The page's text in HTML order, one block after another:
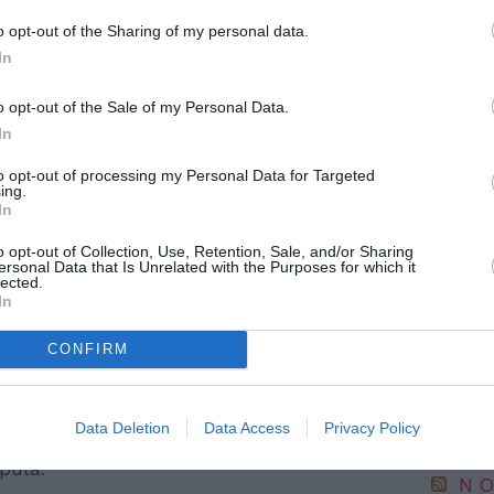
opt-out of the Sharing of my personal data.
opt-out of the Sale of my Personal Data.
opt-out of processing my Personal Data for Targeted
opt-out of Collection, Use, Retention, Sale, and/or Sharing
Data that Is Unrelated with the Purposes for which it
CONFIRM
Data Deletion Data Access Privacy Policy
della categoria, ma non è
a fornire un preventivo
che indichi in modo chiaro e
onorario, tasse e visure per evitarti
che sia in grado di trasmettere la
alla banca entro un paio di settimane
del tuo finanziamento. Il
l’uso di strumenti moderni di
digitali, lo standard di mercato si
sia preciso e puntuale
di mutuo e ti garantirà il rispetto di
IC
“Fari
posto